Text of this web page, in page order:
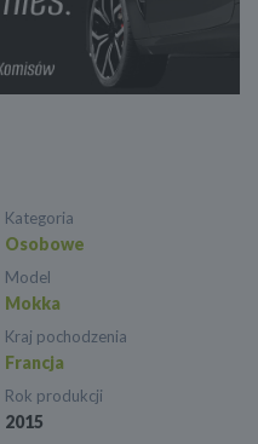
Kategoria
Osobowe
Model
Mokka
Kraj pochodzenia
Francja
Rok produkcji
2015